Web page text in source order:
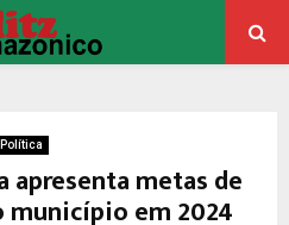
Política
apresenta metas de
município em 2024